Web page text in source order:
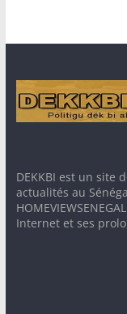
DEKKBI est un site
actualités au
Internet et ses